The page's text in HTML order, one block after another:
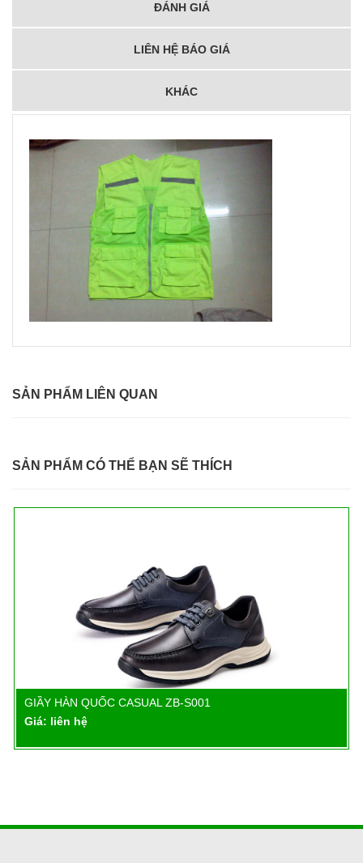
ĐÁNH GIÁ
LIÊN HỆ BÁO GIÁ
KHÁC
SẢN PHẨM LIÊN QUAN
SẢN PHẨM CÓ THỂ BẠN SẼ THÍCH
Chi tiết
GIẦY HÀN QUỐC CASUAL ZB-S001
Giá: liên hệ